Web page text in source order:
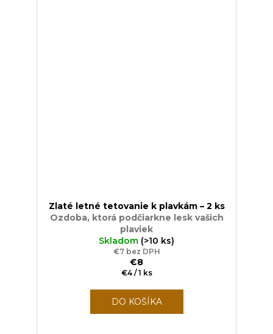
Zlaté letné tetovanie k plavkám – 2 ks
Ozdoba, ktorá podčiarkne lesk vašich
plaviek
Skladom (>10 ks)
€7 bez DPH
€8
Jednotková
€4 / 1 ks
DO KOŠÍKA